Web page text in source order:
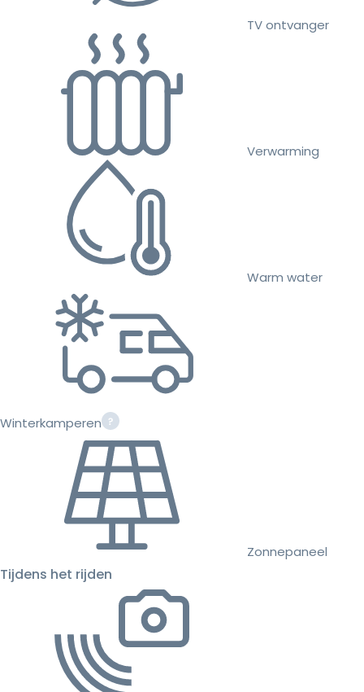
TV ontvanger
Verwarming
Warm water
Winterkamperen
Zonnepaneel
Tijdens het rijden